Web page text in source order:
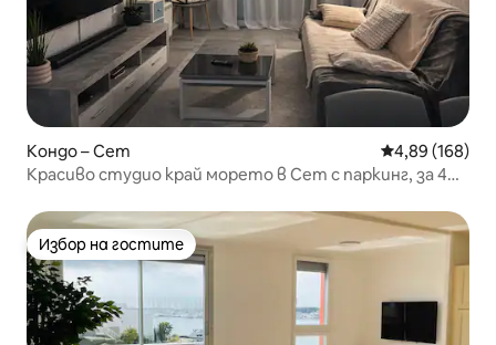
Кондо – Сет Средна
4,89 (168)
Красиво студио край морето в Сет с паркинг, за 4
Избор на гостите
Избор на гостите